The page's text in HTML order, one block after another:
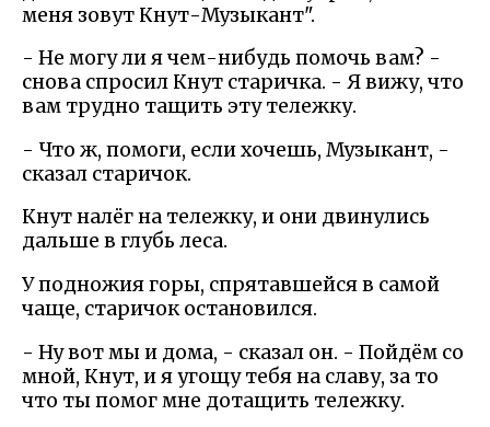
меня зовут Кнут-Музыкант".
- Не могу ли я чем-нибудь помочь вам? -
снова спросил Кнут старичка. - Я вижу, что
вам трудно тащить эту тележку.
- Что ж, помоги, если хочешь, Музыкант, -
сказал старичок.
Кнут налёг на тележку, и они двинулись
дальше в глубь леса.
У подножия горы, спрятавшейся в самой
чаще, старичок остановился.
- Ну вот мы и дома, - сказал он. - Пойдём со
мной, Кнут, и я угощу тебя на славу, за то
что ты помог мне дотащить тележку.